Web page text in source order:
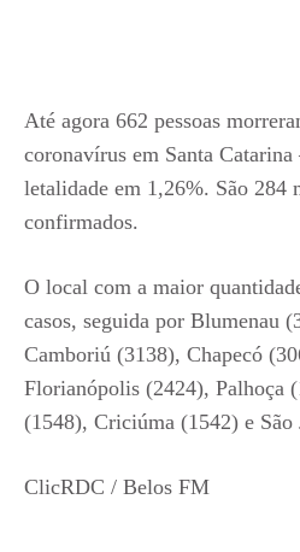
Até agora 662 pessoas
coronavírus em Santa
letalidade em 1,26%. São 284
confirmados.
O local com a maior
casos, seguida por Blumenau
Camboriú (3138), Chapecó
Florianópolis (2424), Palhoça
(1548), Criciúma (1542) e São
ClicRDC / Belos FM